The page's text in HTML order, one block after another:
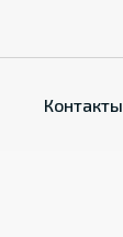
Контакты